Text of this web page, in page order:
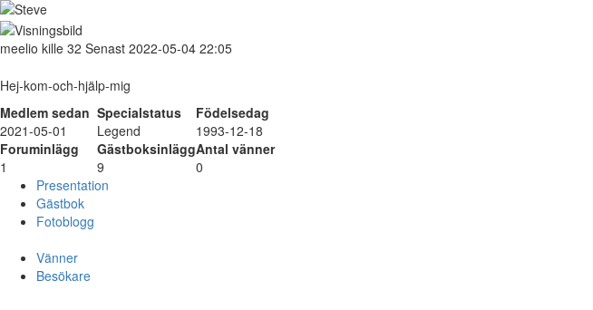
meelio kille 32 Senast 2022-05-04 22:05
Hej-kom-och-hjälp-mig
Medlem sedan Specialstatus
Födelsedag
2021-05-01
Legend
1993-12-18
Foruminlägg
GästboksinläggAntal vänner
1
9
0
Presentation
Gästbok
Fotoblogg
Vänner
Besökare